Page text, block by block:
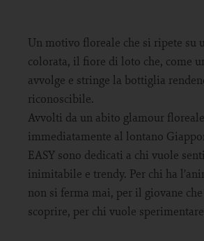
Un motivo floreale che si ripete su
colorata, il fiore di loto che, come
avvolge e stringe la bottiglia
riconoscibile.
Avvolti da un abito glamour
immediatamente al lontano
EASY sono dedicati a chi vuole
inimitabile e trendy. Per chi ha
non si ferma mai, per il giovane
scoprire, per chi vuole